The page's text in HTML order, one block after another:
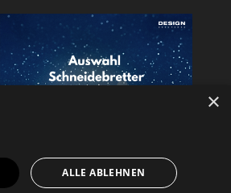
×
ALLE ABLEHNEN